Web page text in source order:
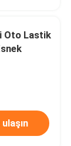
Oto Lastik